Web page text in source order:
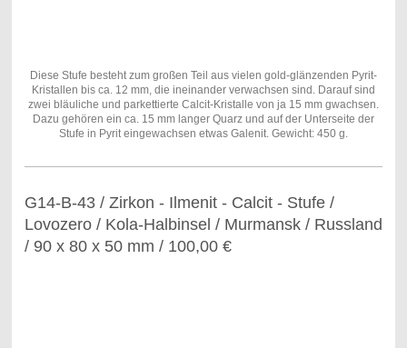
Diese Stufe besteht zum großen Teil aus vielen gold-glänzenden Pyrit-
Kristallen bis ca. 12 mm, die ineinander verwachsen sind. Darauf sind
zwei bläuliche und parkettierte Calcit-Kristalle von ja 15 mm gwachsen.
Dazu gehören ein ca. 15 mm langer Quarz und auf der Unterseite der
Stufe in Pyrit eingewachsen etwas Galenit. Gewicht: 450 g.
G14-B-43 / Zirkon - Ilmenit - Calcit - Stufe /
Lovozero / Kola-Halbinsel / Murmansk / Russland
/ 90 x 80 x 50 mm / 100,00 €